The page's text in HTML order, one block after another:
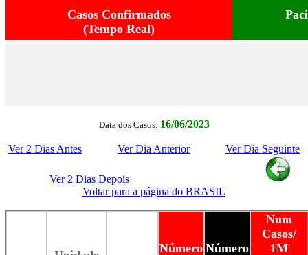
Casos Confirmados
(Tempo Real)
Data dos Casos: 16/06/2023
Ver 2 Dias Antes Ver Dia Anterior Ver Dia Seguinte
Ver 2 Dias Depois
Voltar para a página do BRASIL
Número Número
Num
Casos/
1M